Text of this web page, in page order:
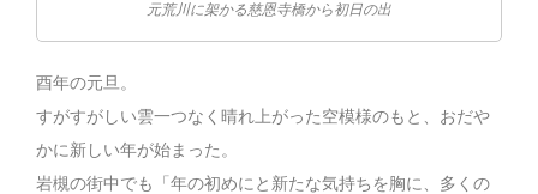
元荒川に架かる慈恩寺橋から初日の出
酉年の元旦。
すがすがしい雲一つなく晴れ上がった空模様のもと、おだや
かに新しい年が始まった。
岩槻の街中でも「年の初めにと新たな気持ちを胸に、多くの